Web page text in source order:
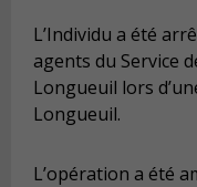
L’Individu a été
agents du Service
Longueuil lors
Longueuil.
L’opération a été